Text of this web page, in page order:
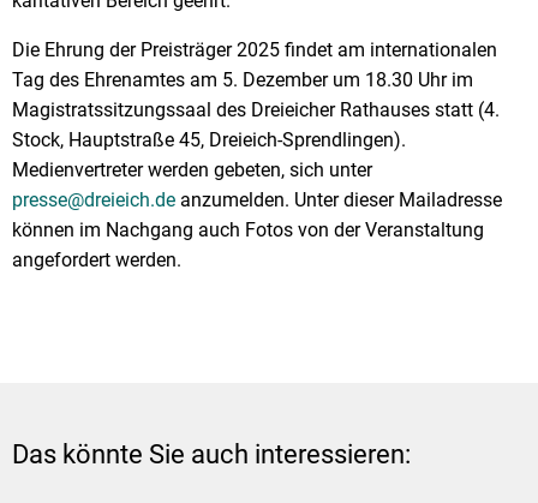
Die Ehrung der Preisträger 2025 findet am internationalen
Tag des Ehrenamtes am 5. Dezember um 18.30 Uhr im
Magistratssitzungssaal des Dreieicher Rathauses statt (4.
Stock, Hauptstraße 45, Dreieich-Sprendlingen).
Medienvertreter werden gebeten, sich unter
presse@dreieich.de anzumelden. Unter dieser Mailadresse
können im Nachgang auch Fotos von der Veranstaltung
angefordert werden.
Das könnte Sie auch interessieren: